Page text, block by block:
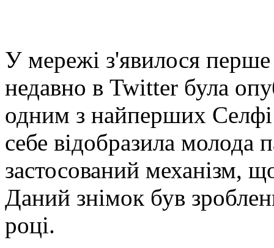
У мережі з'явилося перше
недавно в Twitter була
одним з найперших Селфі
себе відобразила
застосований механізм,
Даний знімок був
році.